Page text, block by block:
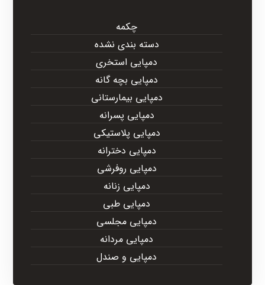
چکمه
دسته بندی نشده
دمپایی استخری
دمپایی بچه گانه
دمپایی بیمارستانی
دمپایی پسرانه
دمپایی پلاستیکی
دمپایی دخترانه
دمپایی روفرشی
دمپایی زنانه
دمپایی طبی
دمپایی مجلسی
دمپایی مردانه
دمپایی و صندل